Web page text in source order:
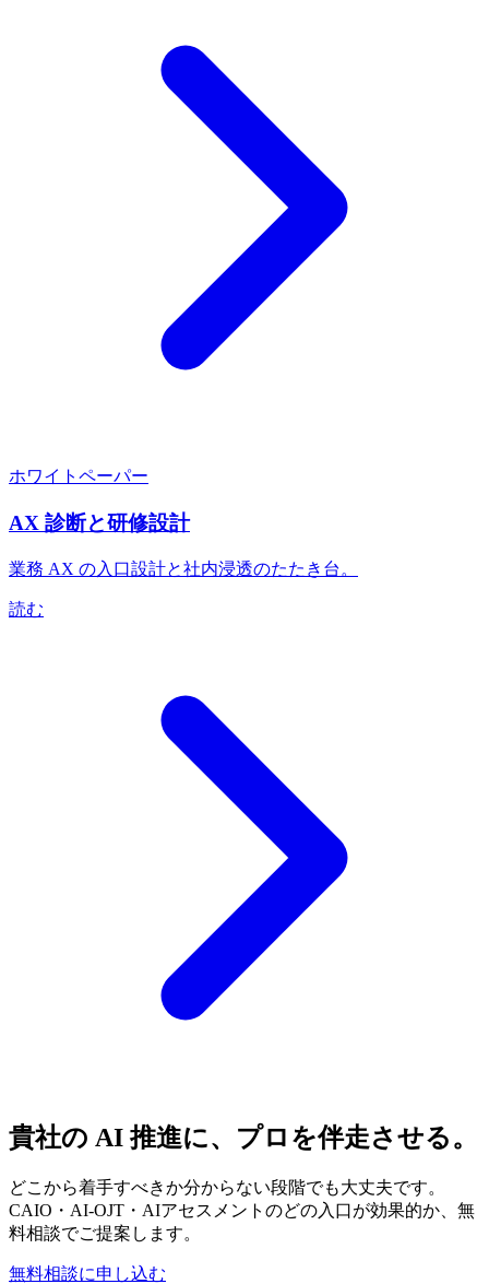
ホワイトペーパー
AX 診断と研修設計
業務 AX の入口設計と社内浸透のたたき台。
読む
貴社の​ AI 推進に、​プロを​伴走させる。
どこから着手すべきか分からない段階でも大丈夫です。
CAIO・AI-OJT・AIアセスメントのどの入口が効果的か、無
料相談でご提案します。
無料相談に申し込む